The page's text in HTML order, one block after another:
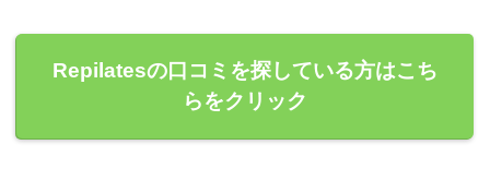
Repilatesの口コミを探している方はこち
らをクリック